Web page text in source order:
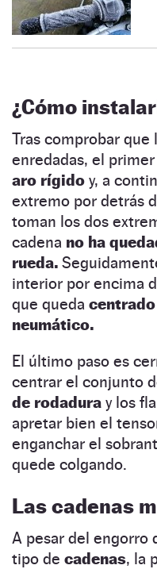
¿Cómo
Tras comprobar que
enredadas, el
aro rígido y, a
extremo por detrás
toman los dos
cadena no ha
rueda.
interior por encima
que queda
neumático.
El último paso es
centrar el conjunto
de rodadura y los
apretar bien el
enganchar el
quede colgando.
Las cadenas
A pesar del engorro
tipo de cadenas, la